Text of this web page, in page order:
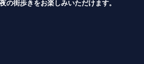
の街歩きをお楽しみいただけます。